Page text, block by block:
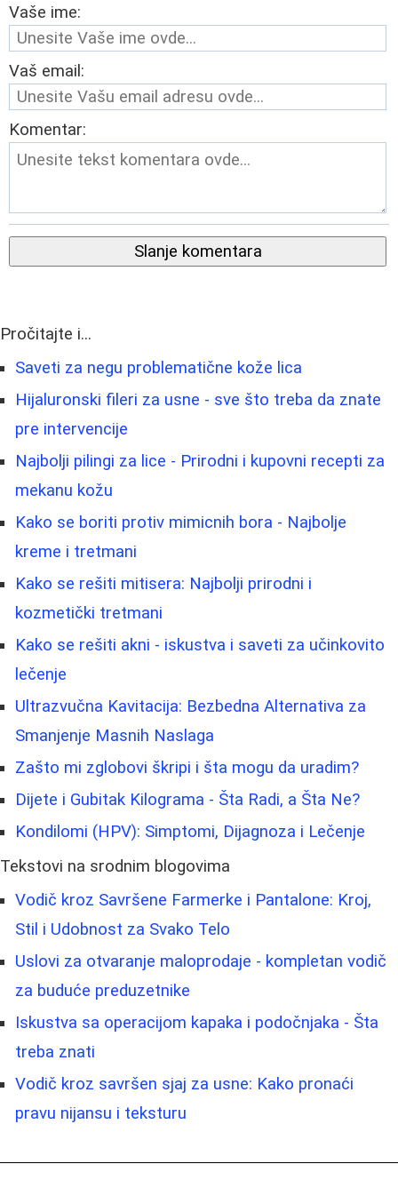
Vaše ime:
Vaš email:
Komentar:
Slanje komentara
Pročitajte i...
Saveti za negu problematične kože lica
Hijaluronski fileri za usne - sve što treba da znate
pre intervencije
Najbolji pilingi za lice - Prirodni i kupovni recepti za
mekanu kožu
Kako se boriti protiv mimicnih bora - Najbolje
kreme i tretmani
Kako se rešiti mitisera: Najbolji prirodni i
kozmetički tretmani
Kako se rešiti akni - iskustva i saveti za učinkovito
lečenje
Ultrazvučna Kavitacija: Bezbedna Alternativa za
Smanjenje Masnih Naslaga
Zašto mi zglobovi škripi i šta mogu da uradim?
Dijete i Gubitak Kilograma - Šta Radi, a Šta Ne?
Kondilomi (HPV): Simptomi, Dijagnoza i Lečenje
Tekstovi na srodnim blogovima
Vodič kroz Savršene Farmerke i Pantalone: Kroj,
Stil i Udobnost za Svako Telo
Uslovi za otvaranje maloprodaje - kompletan vodič
za buduće preduzetnike
Iskustva sa operacijom kapaka i podočnjaka - Šta
treba znati
Vodič kroz savršen sjaj za usne: Kako pronaći
pravu nijansu i teksturu